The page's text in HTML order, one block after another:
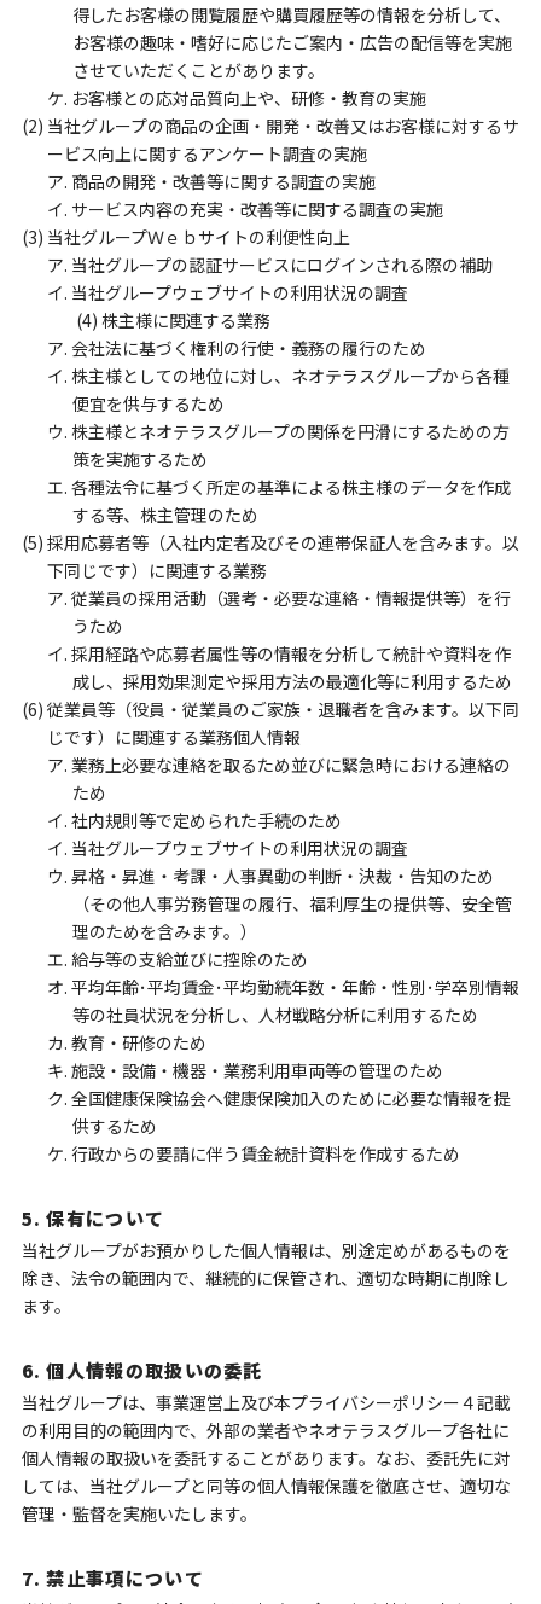
得したお客様の閲覧履歴や購買履歴等の情報を分析して、
お客様の趣味・嗜好に応じたご案内・広告の配信等を実施
させていただくことがあります。
ケ. お客様との応対品質向上や、研修・教育の実施
(2) 当社グループの商品の企画・開発・改善又はお客様に対するサ
ービス向上に関するアンケート調査の実施
ア. 商品の開発・改善等に関する調査の実施
イ. サービス内容の充実・改善等に関する調査の実施
(3) 当社グループＷｅｂサイトの利便性向上
ア. 当社グループの認証サービスにログインされる際の補助
イ. 当社グループウェブサイトの利用状況の調査
(4) 株主様に関連する業務
ア. 会社法に基づく権利の行使・義務の履行のため
イ. 株主様としての地位に対し、ネオテラスグループから各種
便宜を供与するため
ウ. 株主様とネオテラスグループの関係を円滑にするための方
策を実施するため
エ. 各種法令に基づく所定の基準による株主様のデータを作成
する等、株主管理のため
(5) 採用応募者等（入社内定者及びその連帯保証人を含みます。以
下同じです）に関連する業務
ア. 従業員の採用活動（選考・必要な連絡・情報提供等）を行
うため
イ. 採用経路や応募者属性等の情報を分析して統計や資料を作
成し、採用効果測定や採用方法の最適化等に利用するため
(6) 従業員等（役員・従業員のご家族・退職者を含みます。以下同
じです）に関連する業務個人情報
ア. 業務上必要な連絡を取るため並びに緊急時における連絡の
ため
イ. 社内規則等で定められた手続のため
イ. 当社グループウェブサイトの利用状況の調査
ウ. 昇格・昇進・考課・人事異動の判断・決裁・告知のため
（その他人事労務管理の履行、福利厚生の提供等、安全管
理のためを含みます。）
エ. 給与等の支給並びに控除のため
オ. 平均年齢･平均賃金･平均勤続年数・年齢・性別･学卒別情報
等の社員状況を分析し、人材戦略分析に利用するため
カ. 教育・研修のため
キ. 施設・設備・機器・業務利用車両等の管理のため
ク. 全国健康保険協会へ健康保険加入のために必要な情報を提
供するため
ケ. 行政からの要請に伴う賃金統計資料を作成するため
5. 保有について
当社グループがお預かりした個人情報は、別途定めがあるものを
除き、法令の範囲内で、継続的に保管され、適切な時期に削除し
ます。
6. 個人情報の取扱いの委託
当社グループは、事業運営上及び本プライバシーポリシー４記載
の利用目的の範囲内で、外部の業者やネオテラスグループ各社に
個人情報の取扱いを委託することがあります。なお、委託先に対
しては、当社グループと同等の個人情報保護を徹底させ、適切な
管理・監督を実施いたします。
7. 禁止事項について